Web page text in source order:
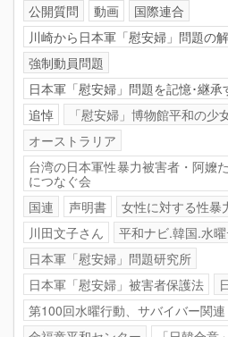
公開質問
動画
国際連合
川崎から日本軍「慰安婦」問題の
強制動員問題
日本軍「慰安婦」問題を記憶･継承
追悼
「慰安婦」博物館平和の少
オーストラリア
台湾の日本軍性暴力被害者・阿嬤
につなぐ会
国連
声明書 女性に対する性暴
川田文子さん
平和ナビ.韓国.水
日本軍「慰安婦」問題研究所
日本軍「慰安婦」被害者保護法
第100回水曜行動、サバイバー関連